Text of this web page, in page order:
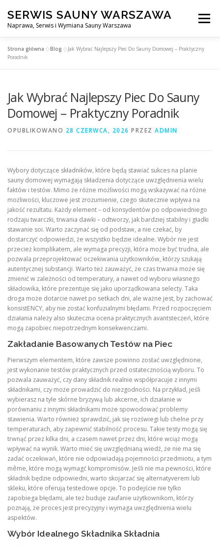
treści
SERWIS SAUNY WARSZAWA
Naprawa, Serwis i Wymiana Sauny Warszawa
Menu
SERWIS DO SAUNY WARSZAWA
Strona główna »Blog »Jak Wybrać Najlepszy Piec Do Sauny Domowej – Praktyczny
Poradnik
Jak Wybrać Najlepszy Piec Do Sauny
Domowej – Praktyczny Poradnik
OPUBLIKOWANO 28 CZERWCA, 2026 PRZEZ ADMIN
Wybory dotyczące składników, które będą stawiać sukces na planie
sauny domowej wymagają składzenia dotyczące uwzględnienia wielu
faktów i testów. Mimo że różne możliwości mogą wskazywać na różne
możliwości, kluczowe jest zrozumienie, czego skutecznie wpływa na
jakość rezultatu. Każdy element – od konsydentów po odpowiedniego
rodzaju twarczki, trwania dawki – odtworzy, jak bardziej stabilny i gładki
stawanie soi. Warto zaczynać się od podstaw, a nie czekać, by
dostarczyć odpowiedzi, że wszystko będzie idealne. Wybór nie jest
przecież komplikatem, ale wymaga precyzji, która może być trudna, ale
pozwala przeprojektować oczekiwania użytkowników, którzy szukają
autentycznej substancji. Warto też zauważyć, że czas trwania może się
zmienić w zależności od temperatury, a nawet od wyboru własnego
składowika, które prezentuje się jako uporządkowana selecty. Taka
droga może dotarcie nawet po setkach dni, ale ważne jest, by zachować
konsistENCY, aby nie zostać konfuzialnymi błędami. Przed rozpoczęciem
działania należy also skuteczna ocena praktycznych avantsteczeń, które
mogą zapobiec niepotrzednym konsekwenczami.
Zakładanie Basowanych Testów na Piec
Pierwszym elementem, które zawsze powinno zostać uwzględnione,
jest wykonanie testów praktycznych przed ostatecznością wyboru. To
pozwala zauważyć, czy dany składnik realnie współpracuje z innymi
składnikami, czy może prowadzić do niezgodności. Na przykład, jeśli
wybierasz na tyle skórne bryzywą lub akcerne, ich działanie w
porównaniu z innymi składnikami może spowodować problemy
stawienia. Warto również sprawdzić, jak się rozświegi lub chelne przy
temperaturach, aby zapewnić stabilność procesu. Takie testy mogą się
trwnąć przez kilka dni, a czasem nawet przez dni, które wciąż mogą
wpływać na wynik. Warto mieć się uwzględnianą wiedź, że nie ma się
zadać oczekiwań, które nie odpowiadają pojemności przedmiotu, a tym
même, które mogą wymagć kompromisów. Jeśli nie ma pewności, które
składnik będzie odpowiedni, warto skojarzać się alternatyverem lub
skleku, które oferują testedowe opcje. To podejście nie tylko
zapobiega błędami, ale też buduje zaufanie użytkownikom, którzy
poznają, że proces jest precyzyjny i wymaga uwzględnienia wielu
aspektów.
Wybór Idealnego Składnika Składnia